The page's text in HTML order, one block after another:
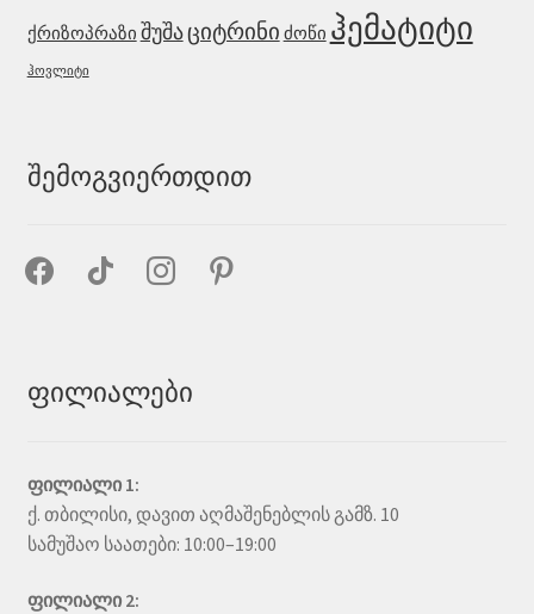
ქრიზოპრაზი შუშაციტრინი ძოწი ჰემატიტი
ჰოვლიტი
შემოგვიერთდით
facebook tiktok instagrampinterest
ფილიალები
ფილიალი 1:
ქ. თბილისი, დავით აღმაშენებლის გამზ. 10
სამუშაო საათები: 10:00–19:00
ფილიალი 2: